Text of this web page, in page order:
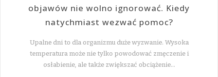
objawów nie wolno ignorować. Kiedy
natychmiast wezwać pomoc?
Upalne dni to dla organizmu duże wyzwanie. Wysoka
temperatura może nie tylko powodować zmęczenie i
osłabienie, ale także zwiększać obciążenie…